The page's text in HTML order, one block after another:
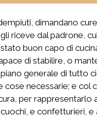
dimandano
riceve dal padrone,
buon capo di
di stabilire, o
generale di tutto
necessarie; e
per rappresentarlo
e confetturieri,